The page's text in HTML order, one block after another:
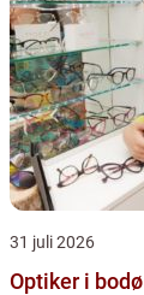
31 juli 2026
Optiker i bodø slik finner